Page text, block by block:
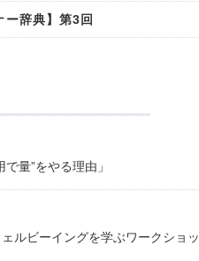
辞典】第3回
量”をやる理由」
ルビーイングを学ぶワークショッ